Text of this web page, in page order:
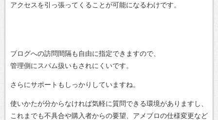
アクセスを引っ張ってくることが可能になるわけです。
ブログへの訪問間隔も自由に指定できますので、
管理側にスパム扱いもされにくいです。
さらにサポートもしっかりしていますね。
使いかたが分からなければ気軽に質問できる環境がありますし、
これまでも不具合や購入者からの要望、アメブロの仕様変更など